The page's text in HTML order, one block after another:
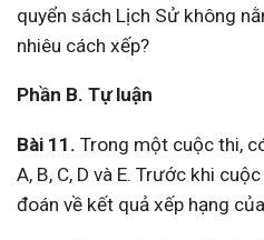
quyển sách Lịch Sử không
nhiêu cách xếp?
Phần B. Tự luận
Bài 11. Trong một cuộc thi,
A, B, C, D và E. Trước khi
đoán về kết quả xếp hạng